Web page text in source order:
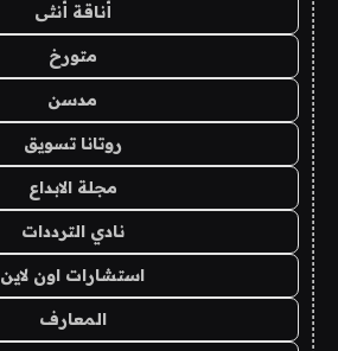
أناقة أنثى
متورخ
مدسن
روتانا تسويق
مجلة الابداع
نادي الترددات
استشارات اون لاين
المعارف